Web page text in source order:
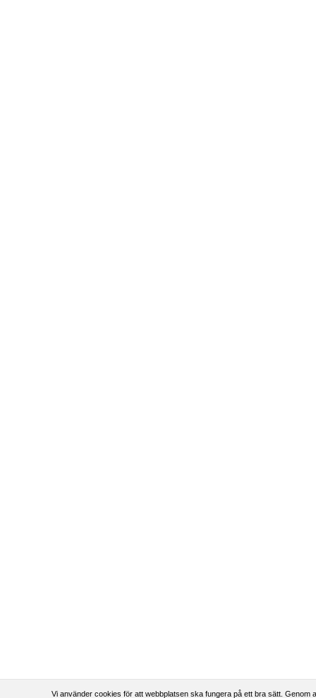
Vi använder cookies för att webbplatsen ska fungera på ett bra sätt.